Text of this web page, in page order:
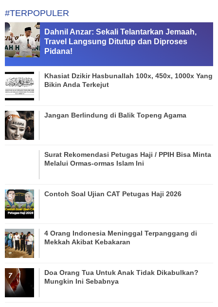
#TERPOPULER
Dahnil Anzar: Sekali Telantarkan Jemaah,
Travel Langsung Ditutup dan Diproses
Pidana!
Khasiat Dzikir Hasbunallah 100x, 450x, 1000x Yang
Bikin Anda Terkejut
Jangan Berlindung di Balik Topeng Agama
Surat Rekomendasi Petugas Haji / PPIH Bisa Minta
Melalui Ormas-ormas Islam Ini
Contoh Soal Ujian CAT Petugas Haji 2026
4 Orang Indonesia Meninggal Terpanggang di
Mekkah Akibat Kebakaran
Doa Orang Tua Untuk Anak Tidak Dikabulkan?
Mungkin Ini Sebabnya